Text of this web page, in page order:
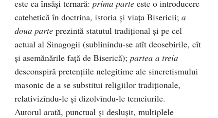
este ea însăşi ternară: prima parte este o introducere
catehetică în doctrina, istoria şi viaţa Bisericii; a
doua parte prezintă statutul tradiţional şi pe cel
actual al Sinagogii (sublinindu-se atît deosebirile, cît
şi asemănările faţă de Biserică); partea a treia
desconspiră pretenţiile nelegitime ale sincretismului
masonic de a se substitui religiilor tradiţionale,
relativizîndu-le şi dizolvîndu-le temeiurile.
Autorul arată, punctual şi desluşit, multiplele